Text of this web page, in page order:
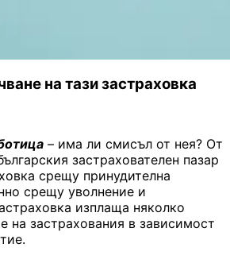
на тази застраховка
– има ли смисъл от нея? От
застрахователен пазар
срещу принудителна
срещу уволнение и
изплаща няколко
на застрахования в зависимост